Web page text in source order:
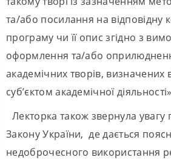
та/або посилання на відповідну
програму чи її опис згідно з
оформлення та/або
академічних творів, визначених
суб’єктом академічної
Лекторка також звернула увагу
Закону України, де дається
недоброчесного використання